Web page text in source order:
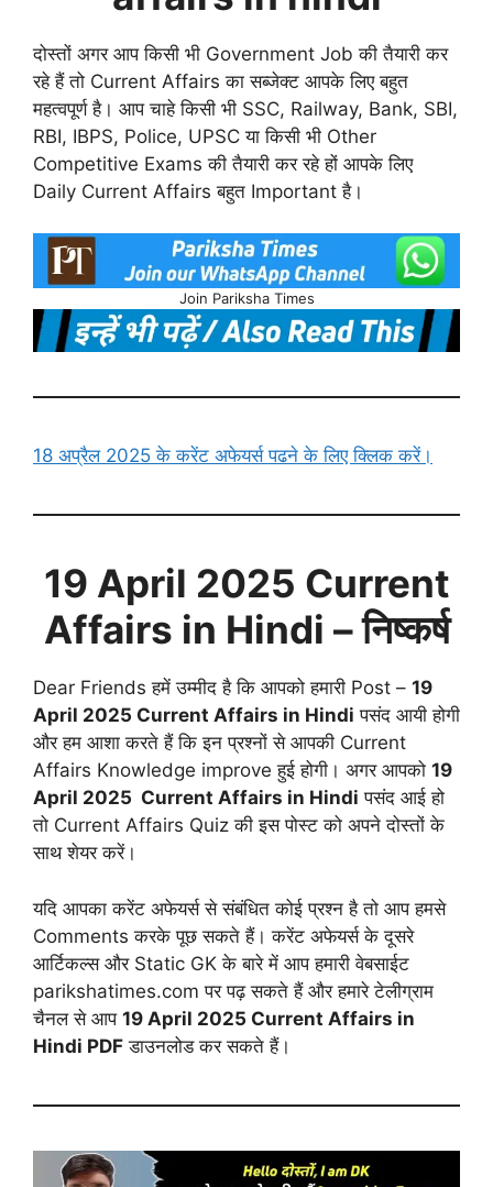
दोस्तों अगर आप किसी भी Government Job की तैयारी कर
रहे हैं तो Current Affairs का सब्जेक्ट आपके लिए बहुत
महत्वपूर्ण है। आप चाहे किसी भी SSC, Railway, Bank, SBI,
RBI, IBPS, Police, UPSC या किसी भी Other
Competitive Exams की तैयारी कर रहे हों आपके लिए
Daily Current Affairs बहुत Important है।
Join Pariksha Times
18 अप्रैल 2025 के करेंट अफेयर्स पढने के लिए क्लिक करें।
19 April 2025 Current
Affairs in Hindi – निष्कर्ष
Dear Friends हमें उम्मीद है कि आपको हमारी Post – 19
April 2025 Current Affairs in Hindi पसंद आयी होगी
और हम आशा करते हैं कि इन प्रश्नों से आपकी Current
Affairs Knowledge improve हुई होगी। अगर आपको 19
April 2025 Current Affairs in Hindi पसंद आई हो
तो Current Affairs Quiz की इस पोस्ट को अपने दोस्तों के
साथ शेयर करें।
यदि आपका करेंट अफेयर्स से संबंधित कोई प्रश्न है तो आप हमसे
Comments करके पूछ सकते हैं। करेंट अफेयर्स के दूसरे
आर्टिकल्स और Static GK के बारे में आप हमारी वेबसाईट
parikshatimes.com पर पढ़ सकते हैं और हमारे टेलीग्राम
चैनल से आप 19 April 2025 Current Affairs in
Hindi PDF डाउनलोड कर सकते हैं।